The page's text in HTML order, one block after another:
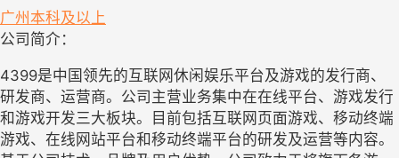
广州 本科及以上
公司简介：
4399是中国领先的互联网休闲娱乐平台及游戏的发行商、
研发商、运营商。公司主营业务集中在在线平台、游戏发行
和游戏开发三大板块。目前包括互联网页面游戏、移动终端
游戏、在线网站平台和移动终端平台的研发及运营等内容。